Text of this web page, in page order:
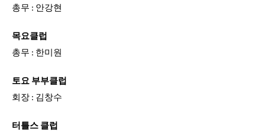
총무 : 안강현
목요클럽
총무 : 한미원
토요 부부클럽
회장 : 김창수
터틀스 클럽